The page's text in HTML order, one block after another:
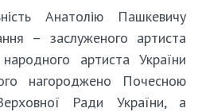
Анатолію Пашкевичу
– заслуженого артиста
артиста України
нагороджено Почесною
Ради України, а